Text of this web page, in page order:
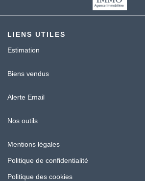
LIENS UTILES
Estimation
Biens vendus
Alerte Email
Nos outils
Mentions légales
Politique de confidentialité
Politique des cookies